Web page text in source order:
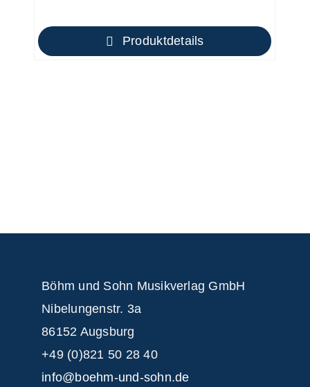
Produktdetails
Böhm und Sohn Musikverlag GmbH
Nibelungenstr. 3a
86152 Augsburg
+49 (0)821 50 28 40
info@boehm-und-sohn.de